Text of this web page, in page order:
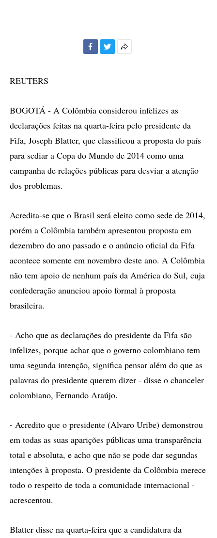
REUTERS
BOGOTÁ - A Colômbia considerou infelizes as
declarações feitas na quarta-feira pelo presidente da
Fifa, Joseph Blatter, que classificou a proposta do país
para sediar a Copa do Mundo de 2014 como uma
campanha de relações públicas para desviar a atenção
dos problemas.
Acredita-se que o Brasil será eleito como sede de 2014,
porém a Colômbia também apresentou proposta em
dezembro do ano passado e o anúncio oficial da Fifa
acontece somente em novembro deste ano. A Colômbia
não tem apoio de nenhum país da América do Sul, cuja
confederação anunciou apoio formal à proposta
brasileira.
- Acho que as declarações do presidente da Fifa são
infelizes, porque achar que o governo colombiano tem
uma segunda intenção, significa pensar além do que as
palavras do presidente querem dizer - disse o chanceler
colombiano, Fernando Araújo.
- Acredito que o presidente (Alvaro Uribe) demonstrou
em todas as suas aparições públicas uma transparência
total e absoluta, e acho que não se pode dar segundas
intenções à proposta. O presidente da Colômbia merece
todo o respeito de toda a comunidade internacional -
acrescentou.
Blatter disse na quarta-feira que a candidatura da